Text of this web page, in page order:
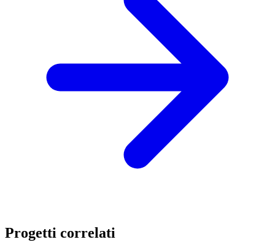
Progetti correlati